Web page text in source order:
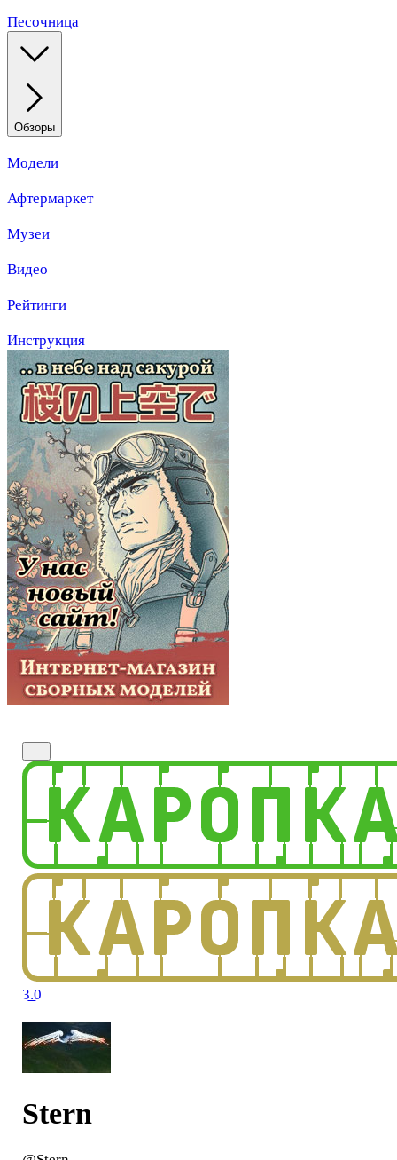
Песочница
Обзоры
Модели
Афтермаркет
Музеи
Видео
Рейтинги
Инструкция
3.0
Stern